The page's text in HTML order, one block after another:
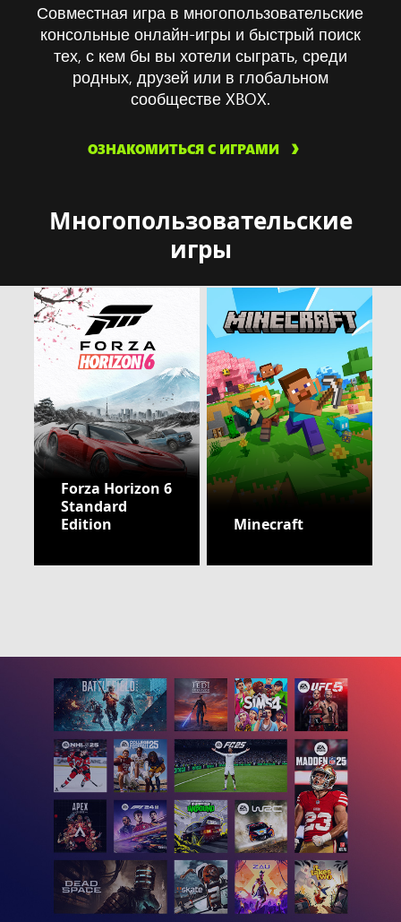
Совместная игра в многопользовательские
консольные онлайн-игры и быстрый поиск
тех, с кем бы вы хотели сыграть, среди
родных, друзей или в глобальном
сообществе XBOX.
ОЗНАКОМИТЬСЯ С ИГРАМИ
Многопользовательские
игры
Forza Horizon 6
Standard
Edition
Minecraft